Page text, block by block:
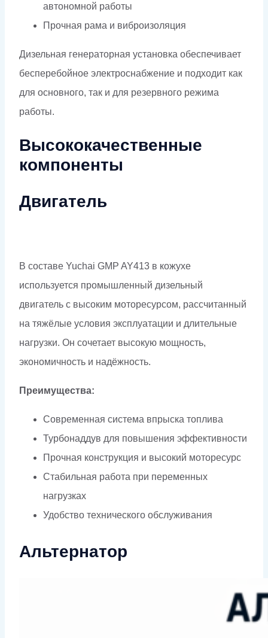
автономной работы
Прочная рама и виброизоляция
Дизельная генераторная установка обеспечивает
бесперебойное электроснабжение и подходит как
для основного, так и для резервного режима
работы.
Высококачественные
компоненты
Двигатель
В составе Yuchai GMP AY413 в кожухе
используется промышленный дизельный
двигатель с высоким моторесурсом, рассчитанный
на тяжёлые условия эксплуатации и длительные
нагрузки. Он сочетает высокую мощность,
экономичность и надёжность.
Преимущества:
Современная система впрыска топлива
Турбонаддув для повышения эффективности
Прочная конструкция и высокий моторесурс
Стабильная работа при переменных
нагрузках
Удобство технического обслуживания
Альтернатор